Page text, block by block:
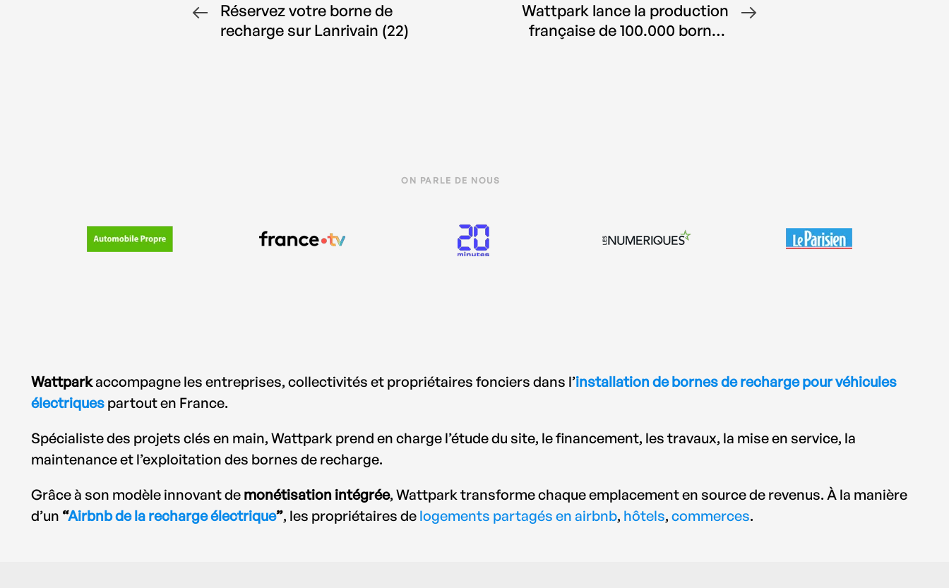
Réservez votre borne de
recharge sur Lanrivain (22)
Wattpark lance la production
française de 100.000 bornes
ON PARLE DE NOUS
Wattparkaccompagne les entreprises, collectivités et propriétaires fonciers dans l’installation de bornes de recharge pour véhicules
électriquespartout en France.
Spécialiste des projets clés en main, Wattpark prend en charge l’étude du site, le financement, les travaux, la mise en service, la
maintenance et l’exploitation des bornes de recharge.
Grâce à son modèle innovant de monétisation intégrée, Wattpark transforme chaque emplacement en source de revenus. À la manière
d’un “Airbnb de la recharge électrique”, les propriétaires de logements partagés en airbnb, hôtels, commerces.